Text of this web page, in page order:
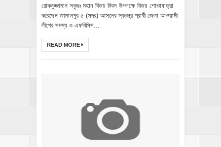
রোকনুজ্জামান সবুজঃ মহান বিজয় দিবস উপলক্ষে বিজয় শোভাযাত্রা
করেছেন জামালপুর-৫ (সদর) আসনের স্বতন্ত্র প্রার্থী জেলা আওয়ামী
লীগের সদস্য ও এফবিসিস...
READ MORE